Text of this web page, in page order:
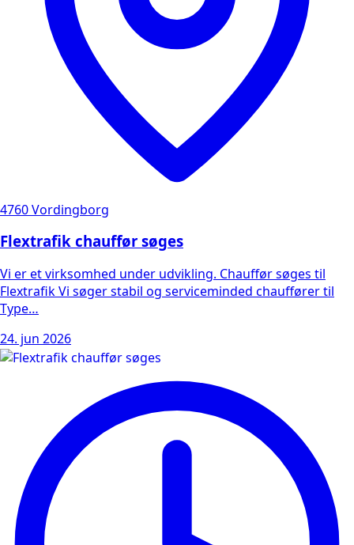
4760 Vordingborg
Flextrafik chauffør søges
Vi er et virksomhed under udvikling. Chauffør søges til
Flextrafik Vi søger stabil og serviceminded chauffører til
Type…
24. jun 2026